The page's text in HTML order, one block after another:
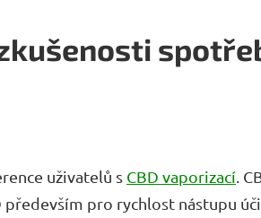
uživatelů s CBD vaporizací .
především pro rychlost nástupu